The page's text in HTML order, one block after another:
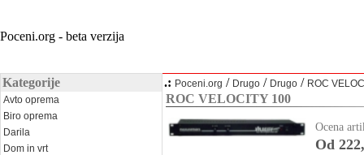
Poceni.org - beta verzija
Kategorije
Avto oprema
Biro oprema
Darila
Dom in vrt
.: Poceni.org / Drugo / Drugo / ROC
ROC VELOCITY 100
Ocena
Od